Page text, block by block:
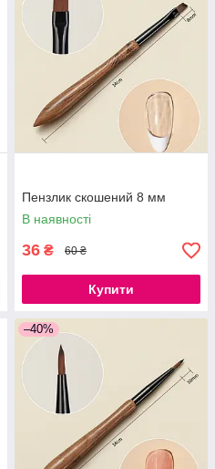
Пензлик скошений 8 мм
В наявності
36 ₴ 60 ₴
Купити
–40%